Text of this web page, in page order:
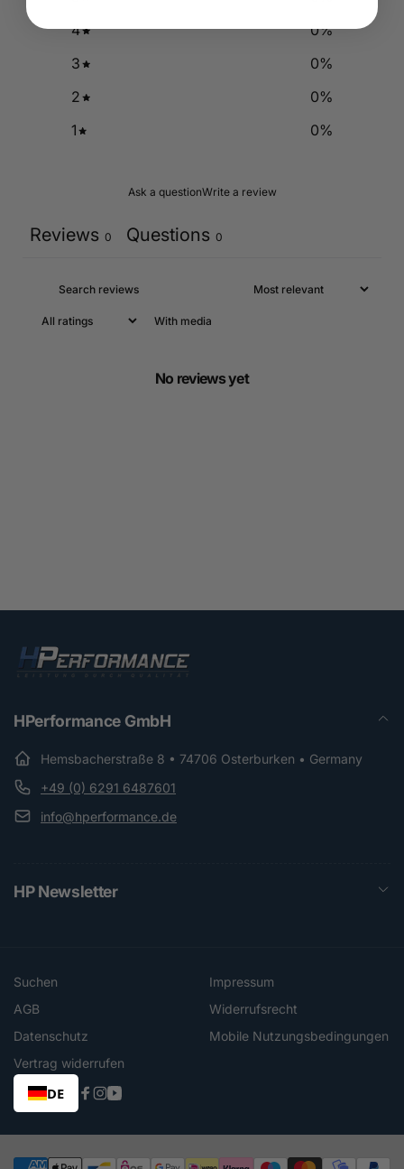
4
0%
3
0%
2
0%
1
0%
Ask a questionWrite a review
Reviews 0 Questions 0
With media
No reviews yet
HPerformance GmbH
Hemsbacherstraße 8 • 74706 Osterburken • Germany
+49 (0) 6291 6487601
info@hperformance.de
HP Newsletter
Suchen
Impressum
AGB
Widerrufsrecht
Datenschutz
Mobile Nutzungsbedingungen
Vertrag widerrufen
DE
Facebook
Instagram
YouTube